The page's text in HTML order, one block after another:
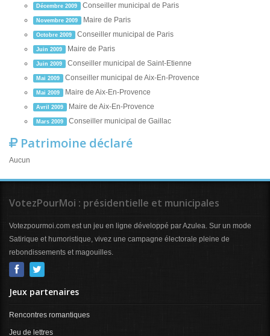
Décembre 2009 Conseiller municipal de Paris
Novembre 2009 Maire de Paris
Octobre 2009 Conseiller municipal de Paris
Juin 2009 Maire de Paris
Juin 2009 Conseiller municipal de Saint-Etienne
Mai 2009 Conseiller municipal de Aix-En-Provence
Mai 2009 Maire de Aix-En-Provence
Avril 2009 Maire de Aix-En-Provence
Mars 2009 Conseiller municipal de Gaillac
Patrimoine déclaré
Aucun
VotezPourMoi : présidentielle et municipales
Votezpourmoi.com est un jeu en ligne développé par Azulea. Sur un mode
Satirique et humoristique, vivez une campagne électorale pleine de
rebondissements et magouilles.
Jeux partenaires
Rencontres romantiques
Jeu de lettres